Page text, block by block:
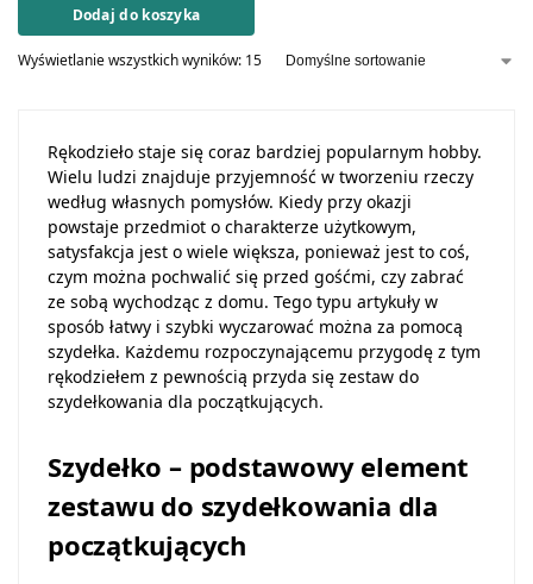
Dodaj do koszyka
Wyświetlanie wszystkich wyników: 15
Rękodzieło staje się coraz bardziej popularnym hobby.
Wielu ludzi znajduje przyjemność w tworzeniu rzeczy
według własnych pomysłów. Kiedy przy okazji
powstaje przedmiot o charakterze użytkowym,
satysfakcja jest o wiele większa, ponieważ jest to coś,
czym można pochwalić się przed gośćmi, czy zabrać
ze sobą wychodząc z domu. Tego typu artykuły w
sposób łatwy i szybki wyczarować można za pomocą
szydełka. Każdemu rozpoczynającemu przygodę z tym
rękodziełem z pewnością przyda się zestaw do
szydełkowania dla początkujących.
Szydełko – podstawowy element
zestawu do szydełkowania dla
początkujących